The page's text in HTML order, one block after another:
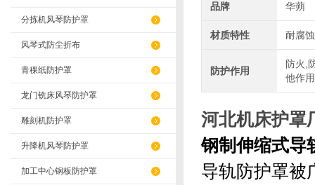
分拣机风琴防护罩
风琴式防尘折布
青稞纸防护罩
龙门铣床风琴防护罩
雕刻机防护罩
升降机风琴防护罩
加工中心钢板防护罩
品牌 华蒴
材质特性 耐腐蚀
防护作用
防火,
他作用
河北机床护罩
钢制伸缩式导
导轨防护罩被